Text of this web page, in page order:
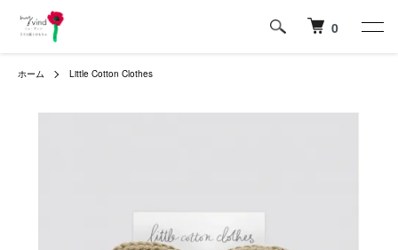
0
ホーム Little Cotton Clothes